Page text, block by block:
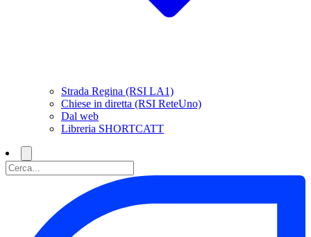
Strada Regina (RSI LA1)
Chiese in diretta (RSI ReteUno)
Dal web
Libreria SHORTCATT